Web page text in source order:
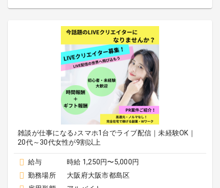
雑談が仕事になる♪スマホ1台でライブ配信｜未経験OK｜
20代～30代女性が9割以上
給与
時給 1,250円〜5,000円
勤務場所
大阪府大阪市都島区